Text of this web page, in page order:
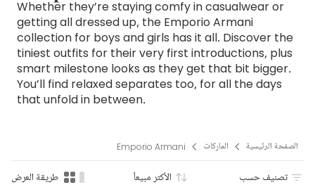
Whether they’re staying comfy in casualwear or
getting all dressed up, the Emporio Armani
collection for boys and girls has it all. Discover the
tiniest outfits for their very first introductions, plus
smart milestone looks as they get that bit bigger.
You’ll find relaxed separates too, for all the days
that unfold in between.
الصفحة الرئيسية الماركات Emporio Armani
تصنيف حسب الأكثر مبيعاً طريقة العرض